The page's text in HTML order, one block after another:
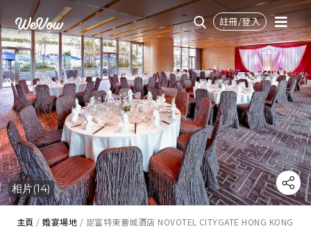
註冊/登入
相片(14)
主頁 /婚宴場地 / 諾富特東薈城酒店 NOVOTEL CITYGATE HONG KONG